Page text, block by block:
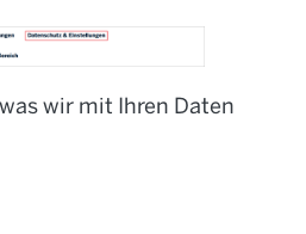
wir mit Ihren Daten